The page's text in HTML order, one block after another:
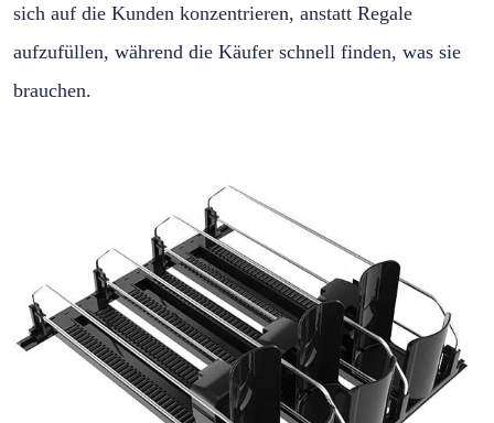
sich auf die Kunden konzentrieren, anstatt Regale
aufzufüllen, während die Käufer schnell finden, was sie
brauchen.